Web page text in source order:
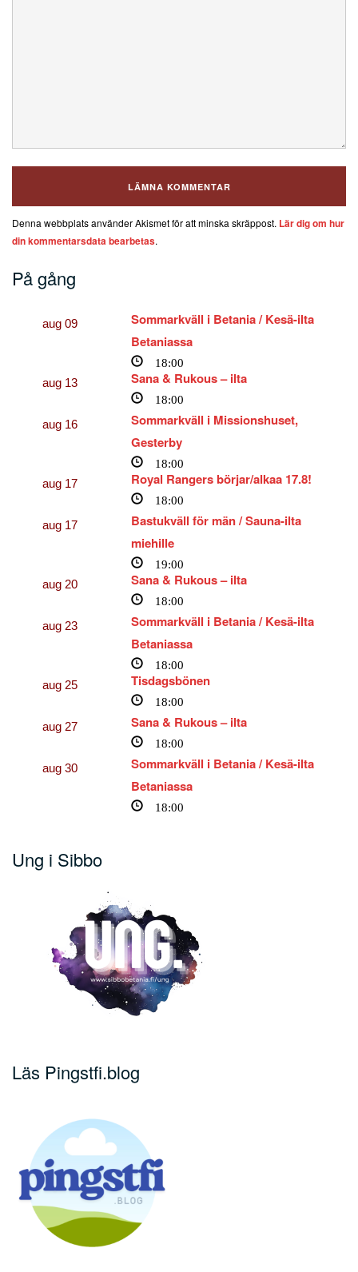
Denna webbplats använder Akismet för att minska skräppost. Lär dig om hur
din kommentarsdata bearbetas.
På gång
aug 09
Sommarkväll i Betania / Kesä-ilta
Betaniassa
18:00
aug 13 Sana & Rukous – ilta
18:00
aug 16
Sommarkväll i Missionshuset,
Gesterby
18:00
aug 17 Royal Rangers börjar/alkaa 17.8!
18:00
aug 17
Bastukväll för män / Sauna-ilta
miehille
19:00
aug 20 Sana & Rukous – ilta
18:00
aug 23
Sommarkväll i Betania / Kesä-ilta
Betaniassa
18:00
aug 25 Tisdagsbönen
18:00
aug 27 Sana & Rukous – ilta
18:00
aug 30
Sommarkväll i Betania / Kesä-ilta
Betaniassa
18:00
Ung i Sibbo
Läs Pingstfi.blog